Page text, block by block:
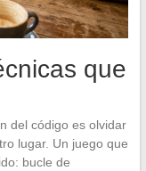
que
del código es olvidar
lugar. Un juego que
bucle de